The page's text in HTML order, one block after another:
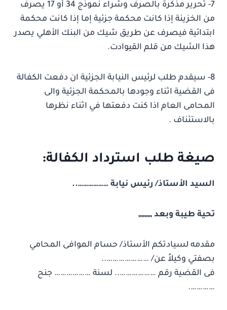
7- تحرير مذكرة بالصرف وشراء نموذج 34 أو 17 يصرف
من الخزينة إذا كانت محكمة جزئية إما إذا كانت محكمة
ابتدائية فيصرف عن طريق شيك من البنك الأهلي يصدر
هذا الشيك من قلم القيوادت.
8- سيقدم طلب لرئيس النيابة الجزئية ان دفعت الكفالة
فى القضية اثناء وجودها بالمحكمة الجزئية والى
المحامى العام اذا كنت دفعتها في اثناء نظرها
بالاستئناف .
صيغة طلب استرداد الكفالة:
السيد الأستاذ/ رئيس نيابة ………………..
تحية طيبة وبعد ,,,,,,,,,
مقدمه لسيادتكم الأستاذ/ حسام الموافى المحامي
بصفتي وكيلاً عن/ …………………..
فى القضية رقم ……………….. لسنة ……………… جنح
………….